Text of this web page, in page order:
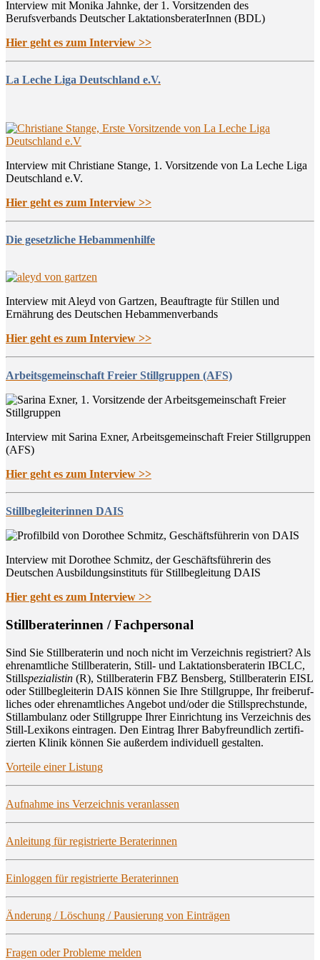
Interview mit Monika Jahnke, der 1. Vorsitzenden des
Berufsverbands Deutscher LaktationsberaterInnen (BDL)
Hier geht es zum Interview >>
La Leche Liga Deutschland e.V.
Interview mit Christiane Stange, 1. Vorsitzende von La Leche Liga
Deutschland e.V.
Hier geht es zum Interview >>
Die gesetzliche Hebammenhilfe
Interview mit Aleyd von Gartzen, Beauftragte für Stillen und
Ernährung des Deutschen Hebammenverbands
Hier geht es zum Interview >>
Arbeitsgemeinschaft Freier Stillgruppen (AFS)
Interview mit Sarina Exner, Arbeitsgemeinschaft Freier Stillgruppen
(AFS)
Hier geht es zum Interview >>
Stillbegleiterinnen DAIS
Interview mit Dorothee Schmitz, der Geschäftsführerin des
Deutschen Ausbildungsinstituts für Stillbegleitung DAIS
Hier geht es zum Interview >>
Still­be­ra­te­rin­nen / Fachpersonal
Sind Sie Still­be­ra­te­rin und noch nicht im Ver­zeich­nis regis­triert? Als
ehren­amt­li­che Still­be­ra­te­rin, Still- und Lak­ta­ti­ons­be­ra­te­rin IBCLC,
Stillspe­zia­lis­tin (R), Still­be­ra­te­rin FBZ Bens­berg, Still­be­ra­te­rin EISL
oder Still­be­glei­te­rin DAIS kön­nen Sie Ihre Still­grup­pe, Ihr frei­be­ruf­
li­ches oder ehren­amt­li­ches Ange­bot und/oder die Still­sprech­stun­de,
Still­am­bu­lanz oder Still­grup­pe Ihrer Ein­rich­tung ins Ver­zeich­nis des
Still-Lexi­kons ein­tra­gen. Den Ein­trag Ihrer Baby­freund­lich zer­ti­fi­
zier­ten Kli­nik kön­nen Sie außer­dem indi­vi­du­ell gestalten.
Vor­tei­le einer Listung
Auf­nah­me ins Ver­zeich­nis veranlassen
Anlei­tung für regis­trier­te Beraterinnen
Ein­log­gen für regis­trier­te Beraterinnen
Ände­rung / Löschung / Pau­sie­rung von Einträgen
Fra­gen oder Pro­ble­me melden